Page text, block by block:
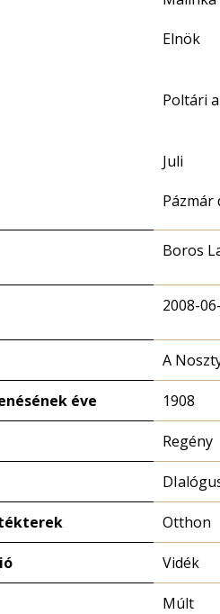
Elnök
Poltári
Juli
Boros
2008-
A
éve 1908
Regény
Otthon
Vidék
Múlt